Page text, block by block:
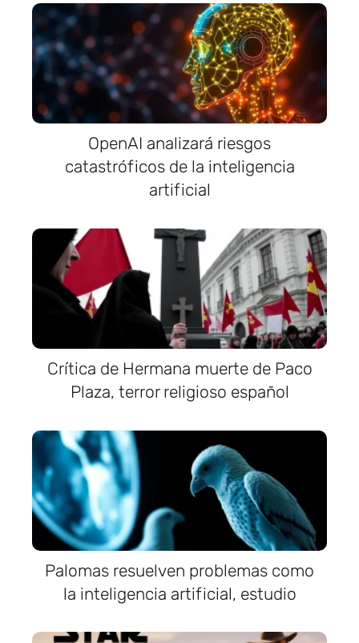
OpenAI analizará riesgos
catastróficos de la inteligencia
artificial
Crítica de Hermana muerte de Paco
Plaza, terror religioso español
Palomas resuelven problemas como
la inteligencia artificial, estudio